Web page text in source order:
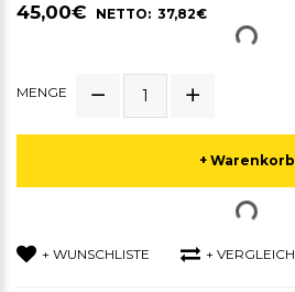
45,00€ NETTO: 37,82€
MENGE
+ Warenkorb
+ WUNSCHLISTE + VERGLEICH